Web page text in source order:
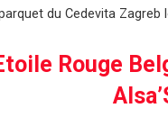
du Cedevita Zagreb
Rouge